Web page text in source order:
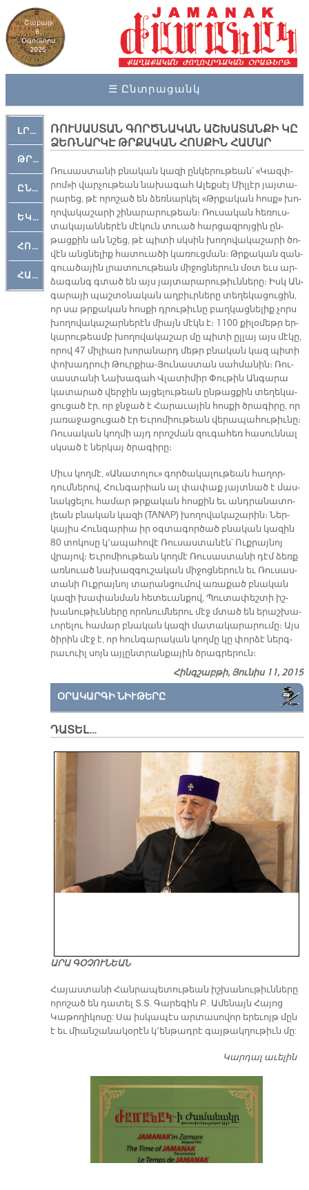
Շաբաթ
8,
Օգոստոս
2026
☰ Ընտրացանկ
ԼՐԱՀՈՍ
ԹՐՔԱՀԱՅ ԿԵԱՆՔ
ԸՆԿԵՐԱՄՇԱԿՈՒԹԱՅԻՆ
ԵԿԵՂԵՑԱԿԱՆ
ՀՈԳԵՄՏԱՒՈՐ
ՀԱՐԹԱԿ
ՌՈՒՍԱՍՏԱՆ ԳՈՐԾՆԱԿԱՆ ԱՇԽԱՏԱՆՔԻ ԿԸ
ՁԵՌՆԱՐԿԷ ԹՐՔԱԿԱՆ ՀՈՍՔԻՆ ՀԱՄԱՐ
Ռու­սաս­տա­նի բնա­կան կա­զի ըն­կե­րու­թեան՝ «Կազփ­
րոմ»ի վար­չու­թեան նա­խա­գահ Ա­լեք­սէյ Միլ­լէր յայ­տա­
րա­րեց, թէ ո­րո­շած են ձեռ­նար­կել «Թրքա­կան հոսք» խո­
ղո­վա­կա­շա­րի շի­նա­րա­րու­թեան։ Ռու­սա­կան հե­ռուս­
տա­կա­յան­նե­րէն մէ­կուն տուած հար­ցազ­րոյ­ցին ըն­
թաց­քին ան նշեց, թէ պի­տի սկսին խո­ղո­վա­կա­շա­րի ծո­
վէն անց­նե­լիք հա­տուա­ծի կա­ռուց­ման։ Թրքա­կան զան­
գուա­ծա­յին լրա­տուու­թեան մի­ջոց­նե­րուն մօտ եւս ար­
ձա­գանգ գտած են այս յայ­տա­րա­րու­թիւն­նե­րը։ Իսկ Ան­
գա­րա­յի պաշ­տօ­նա­կան աղ­բիւր­նե­րը տե­ղե­կա­ցու­ցին,
որ սա թրքա­կան հոս­քի դրու­թիւ­նը բաղ­կաց­նե­լիք չորս
խո­ղո­վա­կա­շար­նե­րէն միայն մէկն է։ 1100 քի­լօ­մեթր եր­
կա­րու­թեամբ խո­ղո­վա­կա­շար մը պի­տի ըլ­լայ այս մէ­կը,
ո­րով 47 մի­լիառ խո­րա­նարդ մեթր բնա­կան կազ պի­տի
փո­խադ­րուի Թուր­քիա-Յու­նաս­տան սահ­մա­նին։ Ռու­
սաս­տա­նի Նա­խա­գահ Վլա­տի­միր Փու­թին Ան­գա­րա
կա­տա­րած վեր­ջին այ­ցե­լու­թեան ըն­թաց­քին տե­ղե­կա­
ցու­ցած էր, որ ջնջած է Հա­րա­ւա­յին հոս­քի ծրա­գի­րը, որ
յա­ռա­ջա­ցու­ցած էր Եւ­րո­միու­թեան վե­րա­պա­հու­թիւ­նը։
Ռու­սա­կան կող­մի այդ ո­րոշ­ման զու­գա­հեռ հա­սուն­նալ
սկսած է ներ­կայ ծրա­գի­րը։
Միւս կող­մէ, «Ա­նա­տո­լու» գոր­ծա­կա­լու­թեան հա­ղոր­
դում­նե­րով, Հուն­գա­րիան ալ փա­փաք յայտ­նած է մաս­
նակ­ցե­լու հա­մար թրքա­կան հոս­քին եւ անդ­րա­նա­տո­
լեան բնա­կան կա­զի (TANAP) խո­ղո­վա­կա­շա­րին։ Ներ­
կա­յիս Հուն­գա­րիա իր օգ­տա­գոր­ծած բնա­կան կա­զին
80 տո­կո­սը կ՚ա­պա­հո­վէ Ռու­սաս­տա­նէն՝ Ուք­րայ­նոյ
վրա­յով։ Եւ­րո­միու­թեան կող­մէ Ռու­սաս­տա­նի դէմ ձեռք
առ­նուած նա­խազ­գու­շա­կան մի­ջոց­նե­րուն եւ Ռու­սաս­
տա­նի Ուք­րայ­նոյ տա­րան­ցու­մով ա­ռա­քած բնա­կան
կա­զի խա­փան­ման հե­տե­ւան­քով, Պու­տա­փեշ­տի իշ­
խա­նու­թիւն­նե­րը ո­րո­նում­նե­րու մէջ մտած են ե­րաշ­խա­
ւո­րե­լու հա­մար բնա­կան կա­զի մա­տա­կա­րա­րու­մը։ Այս
ծի­րին մէջ է, որ հուն­գա­րա­կան կող­մը կը փոր­ձէ ներգ­
րա­ւուիլ սոյն այ­լընտ­րան­քա­յին ծրագ­րե­րուն։
Հինգշաբթի, Յունիս 11, 2015
ՕՐԱԿԱՐԳԻ ՆԻՒԹԵՐԸ
ԴԱՏԵԼ…
ԱՐԱ ԳՕՉՈՒՆԵԱՆ
​Հայաստանի Հանրապետութեան իշխանութիւնները
որոշած են դատել Տ.Տ. Գարեգին Բ. Ամենայն Հայոց
Կաթողիկոսը: Սա իսկապէս արտասովոր երեւոյթ մըն
է եւ միանշանակօրէն կ՚ենթադրէ գայթակղութիւն մը:
Կարդալ աւելին